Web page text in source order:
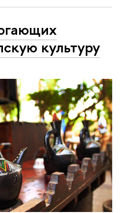
культуру